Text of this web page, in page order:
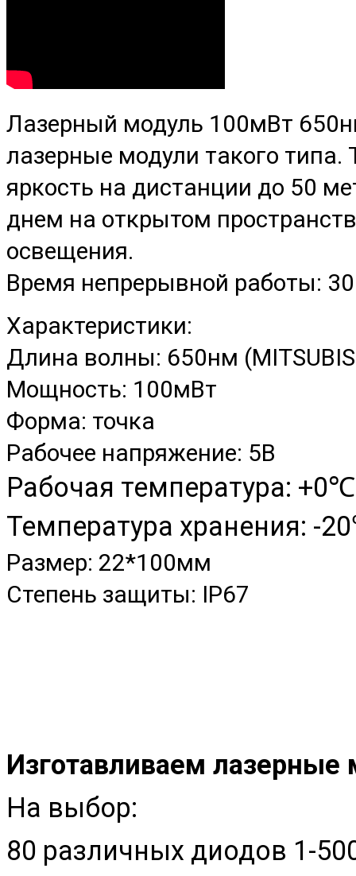
Лазерный модуль 100мВт
лазерные модули такого
яркость на дистанции до 50
днем на открытом
освещения.
Время непрерывной работы:
Характеристики:
Длина волны: 650нм
Мощность: 100мВт
Форма: точка
Рабочее напряжение: 5В
Рабочая температура:
Температура хранения: -20
Размер: 22*100мм
Степень защиты: IP67
Изготавливаем
На выбор:
80 различных диодов 1-